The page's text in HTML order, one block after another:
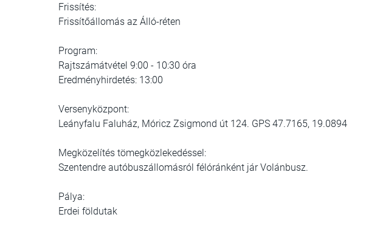
Frissítés:
Frissítőállomás az Álló-réten
Program:
Rajtszámátvétel 9:00 - 10:30 óra
Eredményhirdetés: 13:00
Versenyközpont:
Leányfalu Faluház, Móricz Zsigmond út 124. GPS 47.7165, 19.0894
Megközelítés tömegközlekedéssel:
Szentendre autóbuszállomásról félóránként jár Volánbusz.
Pálya:
Erdei földutak